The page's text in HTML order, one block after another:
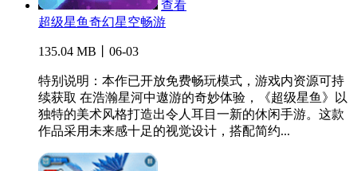
查看
超级星鱼奇幻星空畅游
135.04 MB丨06-03
特别说明：本作已开放免费畅玩模式，游戏内资源可持
续获取 在浩瀚星河中遨游的奇妙体验，《超级星鱼》以
独特的美术风格打造出令人耳目一新的休闲手游。这款
作品采用未来感十足的视觉设计，搭配简约...